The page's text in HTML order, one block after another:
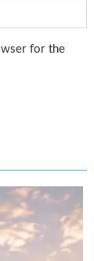
for the